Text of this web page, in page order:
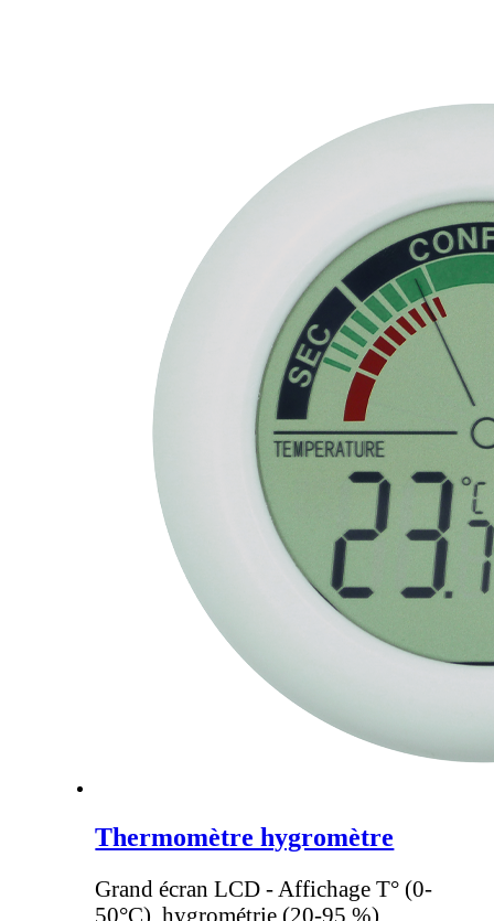
Thermomètre hygromètre
Grand écran LCD - Affichage T° (0-
50°C), hygrométrie (20-95 %) .